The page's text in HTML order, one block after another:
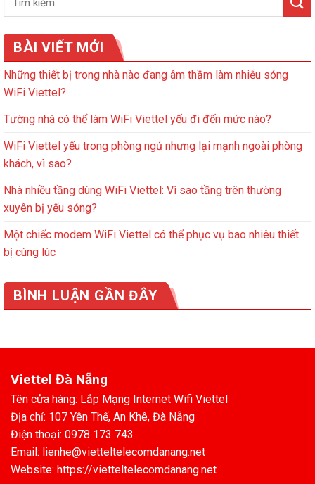
BÀI VIẾT MỚI
Những thiết bị trong nhà nào đang âm thầm làm nhiễu sóng
WiFi Viettel?
Tường nhà có thể làm WiFi Viettel yếu đi đến mức nào?
WiFi Viettel yếu trong phòng ngủ nhưng lại mạnh ngoài phòng
khách, vì sao?
Nhà nhiều tầng dùng WiFi Viettel: Vì sao tầng trên thường
xuyên bị yếu sóng?
Một chiếc modem WiFi Viettel có thể phục vụ bao nhiêu thiết
bị cùng lúc
BÌNH LUẬN GẦN ĐÂY
Viettel Đà Nẵng
Tên cửa hàng: Lắp Mạng Internet Wifi Viettel
Địa chỉ: 107 Yên Thế, An Khê, Đà Nẵng
Điện thoại: 0978 173 743
Email: lienhe@vietteltelecomdanang.net
Website: https://vietteltelecomdanang.net